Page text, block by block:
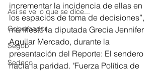
Así se ve lo que se dice...
Gobernador
Segob
Sedeco
incrementar la incidencia de ellas en
los espacios de toma de decisiones”,
manifestó la diputada Grecia Jennifer
Aguilar Mercado, durante la
presentación del Reporte: El sendero
hacia la paridad. "Fuerza Política de